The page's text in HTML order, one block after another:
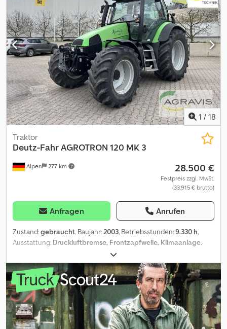
1 / 18
Alpen 277 km
Traktor
Deutz-FahrAGROTRON 120 MK 3
28.500 €
Festpreis zzgl. MwSt.
(33.915 € brutto)
Anfragen Anrufen
Zustand:gebraucht, Baujahr:2003, Betriebsstunden:9.330 h,
Ausstattung: Druckluftbremse, Frontzapfwelle, Klimaanlage,
AGROTRON 120 MK 3 Gebr. Deutz Fahr Schlepper Bereifung vorne
540/65 R 28/40% Bereifung hinten 650/65 R 38/95%
Codpfxjzqpzvs Ag Horf Fronthydraulik Druckluft Klima Load
Sensing 4 Steuergeräte 50 km/h